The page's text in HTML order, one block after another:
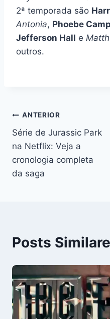
2ª temporada são
Antonia, Phoebe
Jefferson Hall e
outros.
Navegação
de
Post
ANTERIOR
Série de Jurassic Park
na Netflix: Veja a
cronologia completa
da saga
Posts